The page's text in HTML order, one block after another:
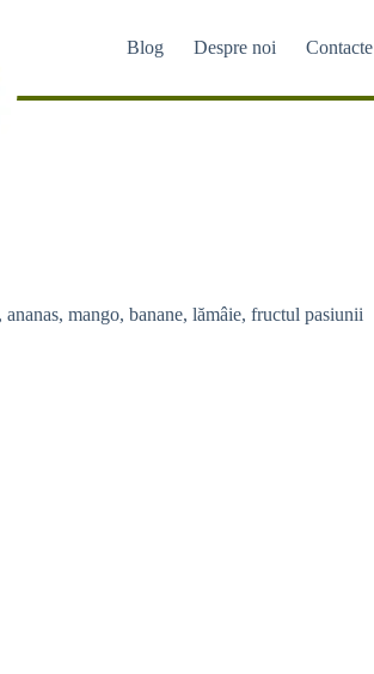
Blog Despre noi Contacte
mango, banane, lămâie, fructul pasiunii